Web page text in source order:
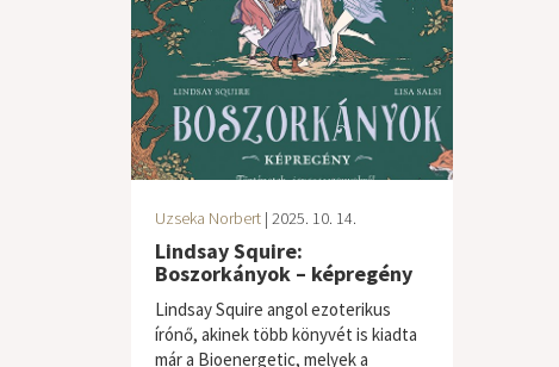
Uzseka Norbert | 2025. 10. 14.
Lindsay Squire:
Boszorkányok – képregény
Lindsay Squire angol ezoterikus
írónő, akinek több könyvét is kiadta
már a Bioenergetic, melyek a